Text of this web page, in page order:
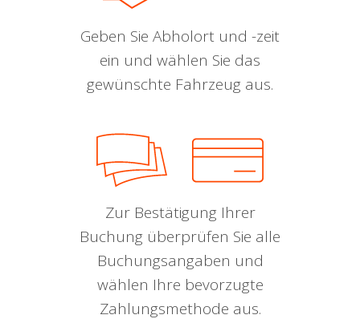
Geben Sie Abholort und -zeit
ein und wählen Sie das
gewünschte Fahrzeug aus.
Zur Bestätigung Ihrer
Buchung überprüfen Sie alle
Buchungsangaben und
wählen Ihre bevorzugte
Zahlungsmethode aus.